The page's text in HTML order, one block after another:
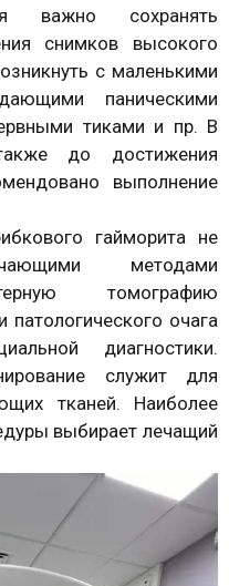
важно сохранять
снимков высокого
с маленькими
паническими
тиками и пр. В
до достижения
выполнение
гайморита не
методами
томографию
очага
диагностики.
служит для
тканей. Наиболее
выбирает лечащий